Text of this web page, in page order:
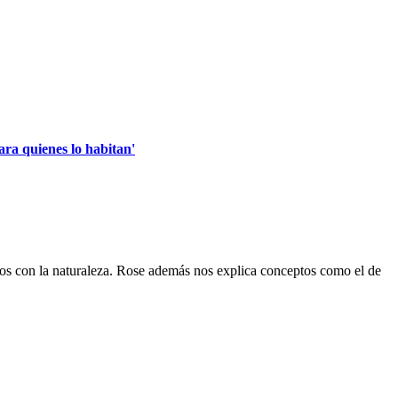
quienes lo habitan'
con la naturaleza. Rose además nos explica conceptos como el de